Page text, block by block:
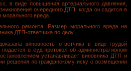
в виде повышения артериального давления,
очередного ДТП, когда он садится в
вреда.
ремонта. Размер морального вреда на
ДТП-ответчика по делу.
виновность ответчика в виде грудой
в суд протокол об административном
устанавливает виновника ДТП и
решения по гражданскому иску о возмещении